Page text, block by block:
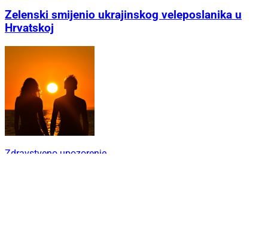
Zelenski smijenio ukrajinskog veleposlanika u
Hrvatskoj
Zdravstveno upozorenje